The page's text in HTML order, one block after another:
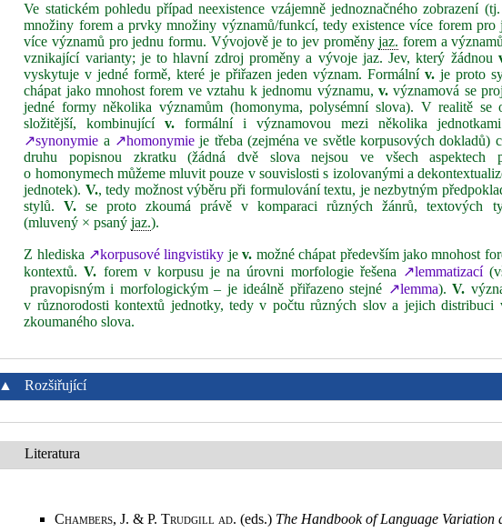
Ve statickém pohledu případ neexistence vzájemně jednoznačného zobrazení
množiny forem a prvky množiny významů/funkcí, tedy existence více forem pro
více významů pro jednu formu. Vývojově je to jev proměnyjaz. forem a
vznikající varianty; je to hlavní zdroj proměny a vývoje jaz. Jev, který žádnou
vyskytuje v jedné formě, které je přiřazen jeden význam. Formálnív. je proto
chápat jako mnohost forem ve vztahu k jednomu významu, v.významová se
jedné formy několika významům (homonyma, polysémní slova). V realitě se
složitější, kombinujícív. formální i významovou mezi několika
↗synonymie a ↗homonymieje třeba (zejména ve světle korpusových dokladů)
druhu popisnou zkratku (žádná dvě slova nejsou ve všech aspektech
o homonymech můžeme mluvit pouze v souvislosti s izolovanými a
jednotek). V., tedy možnost výběru při formulování textu, je nezbytným
stylů.V. se proto zkoumá právě v komparaci různých žánrů, textových
(mluvený × psanýjaz.).
Z hlediska ↗korpusové lingvistiky jev. možné chápat především jako mnohost
kontextů.V. forem v korpusu je na úrovni morfologie řešena ↗lemmatizací
pravopisným i morfologickým – je ideálně přiřazeno stejné ↗lemma).V.
v různorodosti kontextů jednotky, tedy v počtu různých slov a jejich distribuci
zkoumaného slova.
▲ Rozšiřující
Literatura
Chambers, J. & P. Trudgill ad. (eds.) The Handbook of Language Variation